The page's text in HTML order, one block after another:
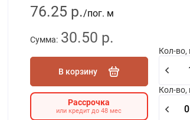
76.25 р./пог. м
Сумма: 30.50 р.
В корзину
Рассрочка
или кредит до 48 мес
Кол-во,
Кол-во,